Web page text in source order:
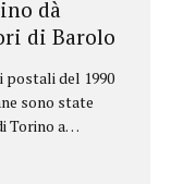
dà
di Barolo
postali del 1990
sono state
Torino a
ribalta la